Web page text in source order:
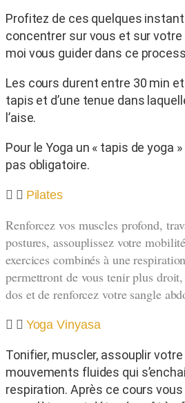
Profitez de ces quelques
concentrer sur vous et sur
moi vous guider dans ce
Les cours durent entre 30 min
tapis et d’une tenue dans
l’aise.
Pour le Yoga un « tapis de yoga
pas obligatoire.
Pilates
Renforcez vos muscles profond,
postures, assouplissez votre
exercices combinés à une
permettront de vous tenir plus
dos et de renforcez votre sangle
Yoga Vinyasa
Tonifier, muscler, assouplir
mouvements fluides qui
respiration. Après ce cours